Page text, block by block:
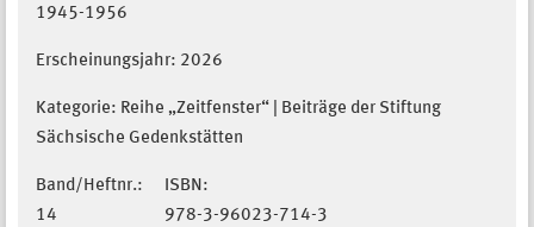
1945-1956
Erscheinungsjahr: 2026
Kategorie: Reihe „Zeitfenster“ | Beiträge der Stiftung
Sächsische Gedenkstätten
Band/Heftnr.:
14
ISBN:
978-3-96023-714-3